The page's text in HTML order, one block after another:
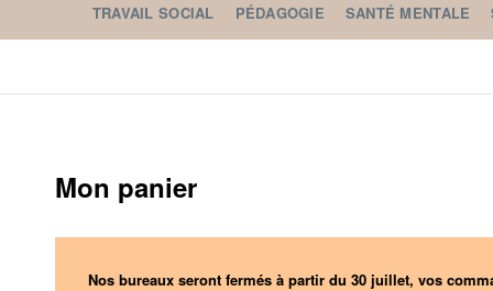
TRAVAIL SOCIAL PÉDAGOGIE SANTÉ MENTALE
Mon panier
Nos bureaux seront fermés à partir du 30 juillet, vos